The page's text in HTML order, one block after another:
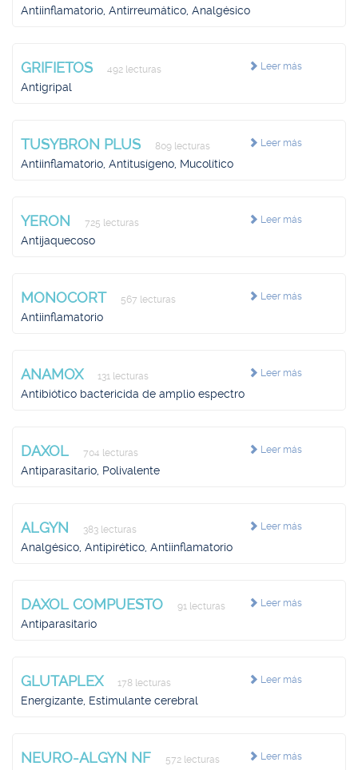
Antiinflamatorio, Antirreumático, Analgésico
Leer más
GRIFIETOS 492 lecturas
Antigripal
Leer más
TUSYBRON PLUS 809 lecturas
Antiinflamatorio, Antitusígeno, Mucolítico
Leer más
YERON 725 lecturas
Antijaquecoso
Leer más
MONOCORT 567 lecturas
Antiinflamatorio
Leer más
ANAMOX 131 lecturas
Antibiótico bactericida de amplio espectro
Leer más
DAXOL 704 lecturas
Antiparasitario, Polivalente
Leer más
ALGYN 383 lecturas
Analgésico, Antipirético, Antiinflamatorio
Leer más
DAXOL COMPUESTO 91 lecturas
Antiparasitario
Leer más
GLUTAPLEX 178 lecturas
Energizante, Estimulante cerebral
Leer más
NEURO-ALGYN NF 572 lecturas